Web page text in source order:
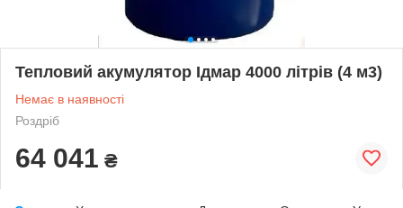
Тепловий акумулятор Ідмар 4000 літрів (4 м3)
Немає в наявності
Роздріб
64 041 ₴